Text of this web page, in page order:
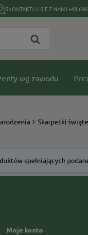
SKONTAKTUJ SIĘ Z NAMI:+48
wg zawodu
Skarpetki
spełniających
Moje konto